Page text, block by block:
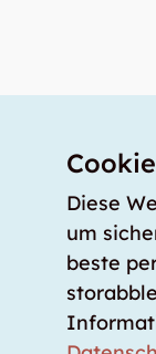
Mehr über
Medienbeiträge
Wie gross
Was kostet ein
Für
Diese
um
beste